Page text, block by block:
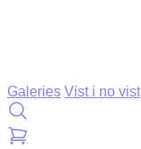
Galeries Vist i no vist